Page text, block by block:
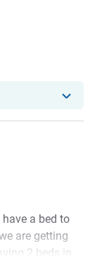
a bed to
are getting
2 beds in